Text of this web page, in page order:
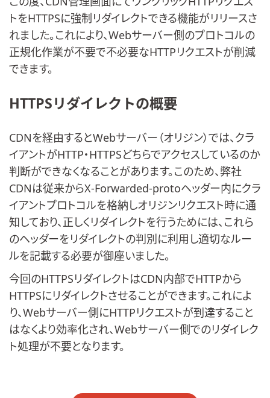
トをHTTPSに強制リダイレクトできる機能がリリースさ
れました。これにより、Webサーバー側のプロトコルの
正規化作業が不要で不必要なHTTPリクエストが削減
できます。
HTTPSリダイレクトの概要
CDNを経由するとWebサーバー（オリジン）では、クラ
イアントがHTTP・HTTPSどちらでアクセスしているのか
判断ができなくなることがあります。このため、弊社
CDNは従来からX-Forwarded-protoヘッダー内にクラ
イアントプロトコルを格納しオリジンリクエスト時に通
知しており、正しくリダイレクトを行うためには、これら
のヘッダーをリダイレクトの判別に利用し適切なルー
ルを記載する必要が御座いました。
今回のHTTPSリダイレクトはCDN内部でHTTPから
HTTPSにリダイレクトさせることができます。これによ
り、Webサーバー側にHTTPリクエストが到達すること
はなくより効率化され、Webサーバー側でのリダイレク
ト処理が不要となります。